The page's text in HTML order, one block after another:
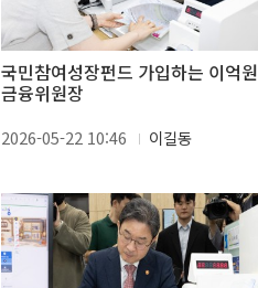
국민참여성장펀드 가입하는 이억원
금융위원장
2026-05-22 10:46 이길동